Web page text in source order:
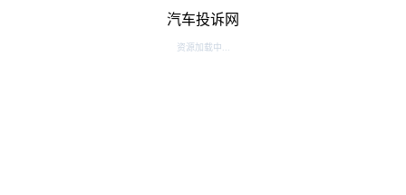
汽车投诉网
资源加载中...